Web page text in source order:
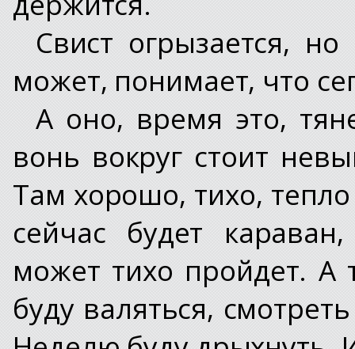
Свист огрызается,
может, понимает, что
А оно, время это,
вонь вокруг стоит
Там хорошо, тихо,
сейчас будет
может тихо пройдет. А
буду валяться,